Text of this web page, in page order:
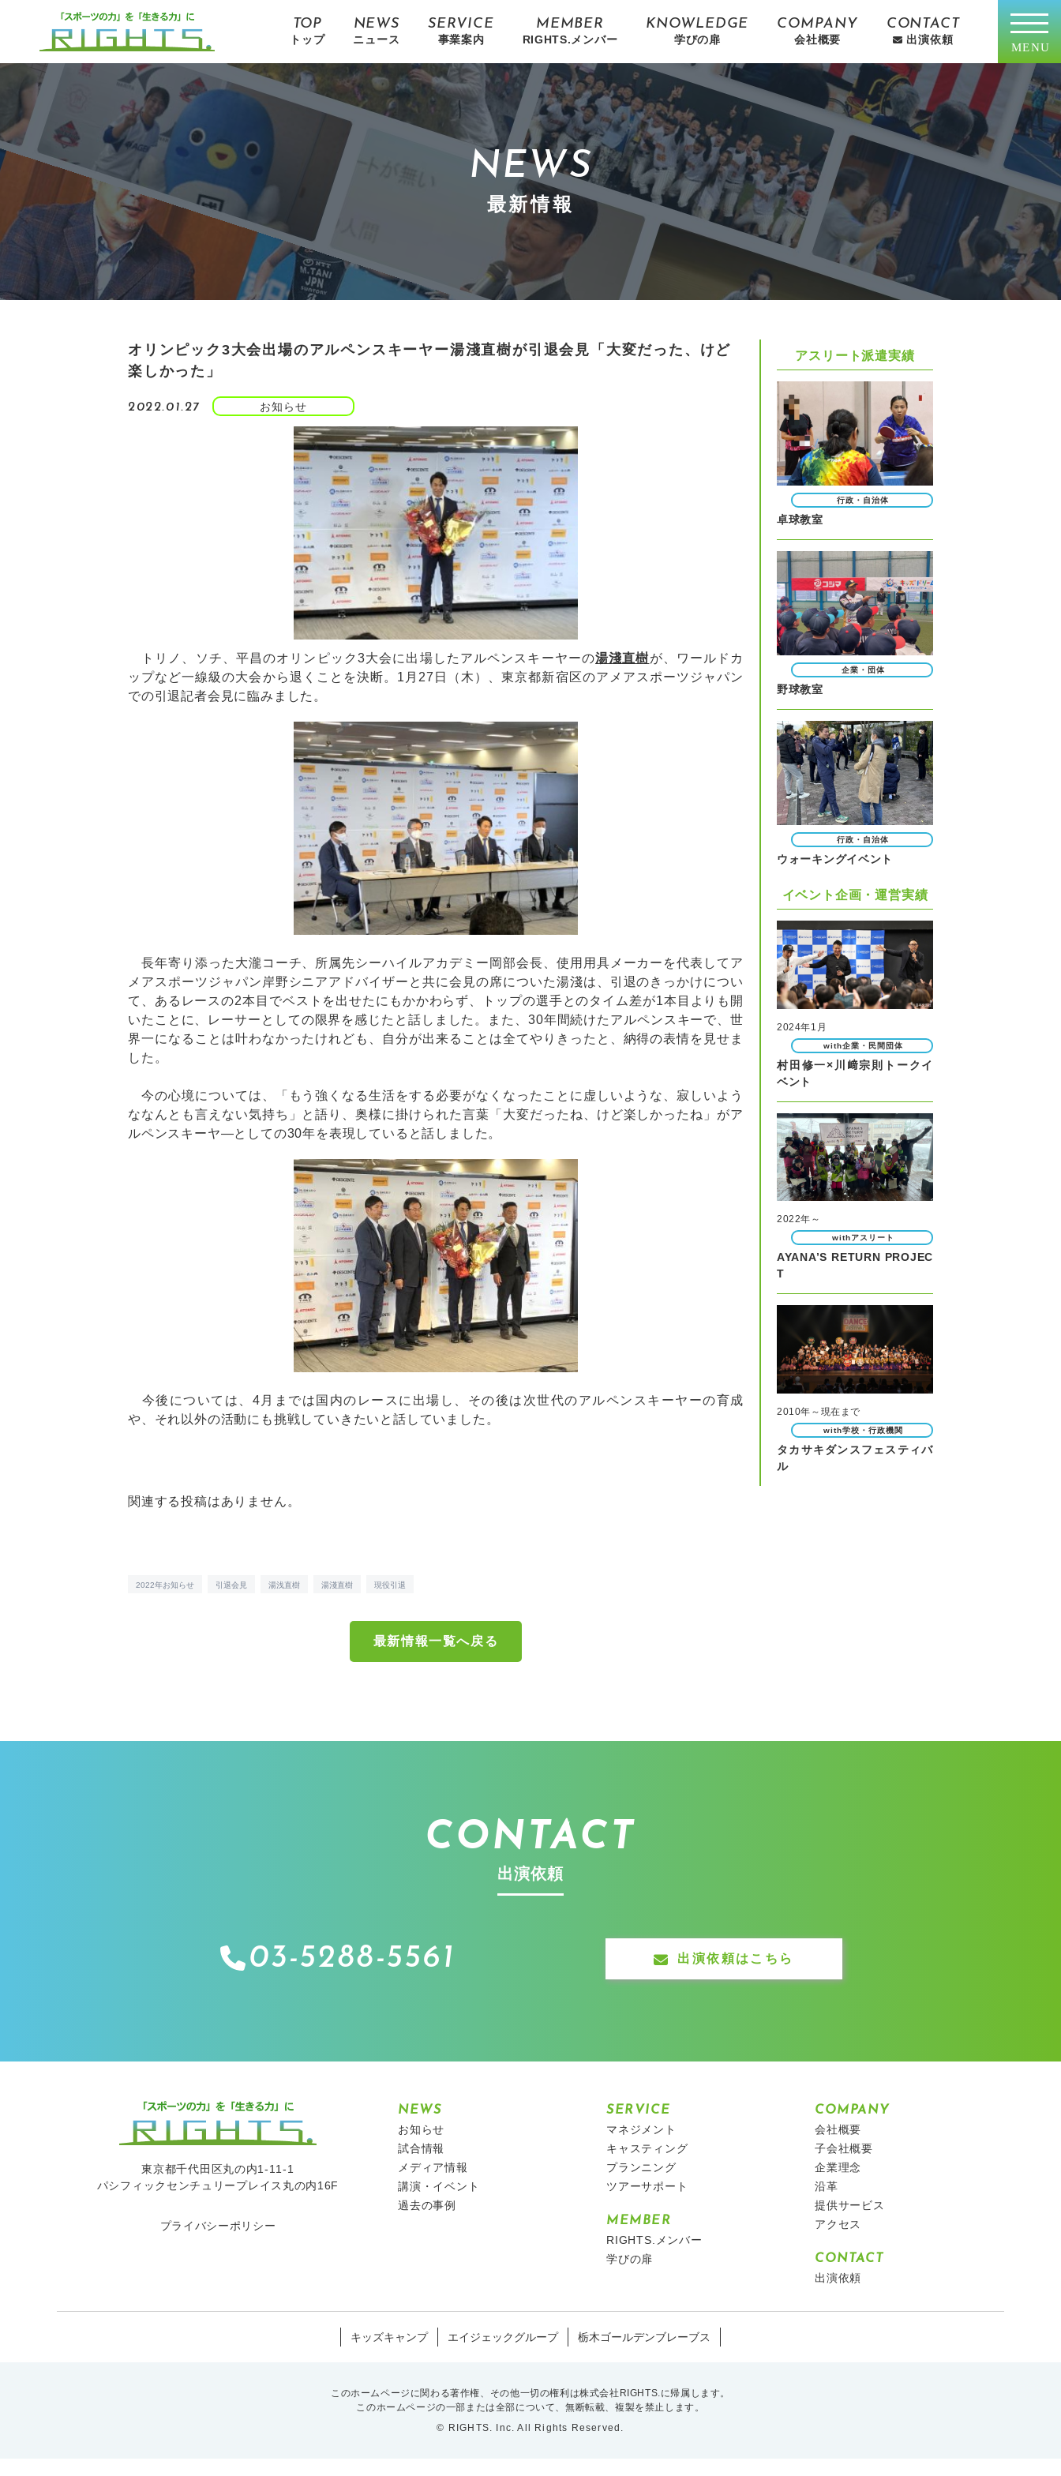
TOP
トップ
NEWS
ニュース
SERVICE
事業案内
MEMBER
RIGHTS.メンバー
KNOWLEDGE
学びの扉
COMPANY
会社概要
CONTACT
出演依頼
MENU
NEWS
最新情報
オリンピック3大会出場のアルペンスキーヤー湯淺直樹が引退会見「大変だった、けど
楽しかった」
2022.01.27 お知らせ
トリノ、ソチ、平昌のオリンピック3大会に出場したアルペンスキーヤーの湯淺直樹が、ワールドカ
ップなど一線級の大会から退くことを決断。1月27日（木）、東京都新宿区のアメアスポーツジャパン
での引退記者会見に臨みました。
長年寄り添った大瀧コーチ、所属先シーハイルアカデミー岡部会長、使用用具メーカーを代表してア
メアスポーツジャパン岸野シニアアドバイザーと共に会見の席についた湯淺は、引退のきっかけについ
て、あるレースの2本目でベストを出せたにもかかわらず、トップの選手とのタイム差が1本目よりも開
いたことに、レーサーとしての限界を感じたと話しました。また、30年間続けたアルペンスキーで、世
界一になることは叶わなかったけれども、自分が出来ることは全てやりきったと、納得の表情を見せま
した。
今の心境については、「もう強くなる生活をする必要がなくなったことに虚しいような、寂しいよう
ななんとも言えない気持ち」と語り、奥様に掛けられた言葉「大変だったね、けど楽しかったね」がア
ルペンスキーヤ―としての30年を表現していると話しました。
今後については、4月までは国内のレースに出場し、その後は次世代のアルペンスキーヤーの育成
や、それ以外の活動にも挑戦していきたいと話していました。
関連する投稿はありません。
2022年お知らせ 引退会見 湯浅直樹 湯淺直樹 現役引退
最新情報一覧へ戻る
アスリート派遣実績
行政・自治体
卓球教室
企業・団体
野球教室
行政・自治体
ウォーキングイベント
イベント企画・運営実績
2024年1月
with企業・民間団体
村田修一×川﨑宗則トークイ
ベント
2022年～
withアスリート
AYANA’S RETURN PROJEC
T
2010年～現在まで
with学校・行政機関
タカサキダンスフェスティバ
ル
CONTACT
出演依頼
03-5288-5561 出演依頼はこちら
東京都千代田区丸の内1-11-1
パシフィックセンチュリープレイス丸の内16F
プライバシーポリシー
NEWS
お知らせ
試合情報
メディア情報
講演・イベント
過去の事例
SERVICE
マネジメント
キャスティング
プランニング
ツアーサポート
MEMBER
RIGHTS.メンバー
学びの扉
COMPANY
会社概要
子会社概要
企業理念
沿革
提供サービス
アクセス
CONTACT
出演依頼
キッズキャンプ エイジェックグループ 栃木ゴールデンブレーブス
このホームページに関わる著作権、 その他一切の権利は株式会社RIGHTS.に帰属します。
このホームページの一部または全部について、無断転載、複製を禁止します。
© RIGHTS. Inc. All Rights Reserved.